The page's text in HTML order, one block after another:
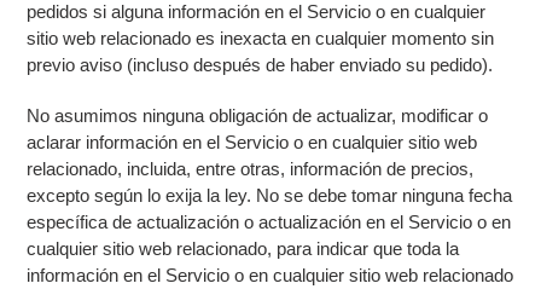
pedidos si alguna información en el Servicio o en cualquier
sitio web relacionado es inexacta en cualquier momento sin
previo aviso (incluso después de haber enviado su pedido).
No asumimos ninguna obligación de actualizar, modificar o
aclarar información en el Servicio o en cualquier sitio web
relacionado, incluida, entre otras, información de precios,
excepto según lo exija la ley. No se debe tomar ninguna fecha
específica de actualización o actualización en el Servicio o en
cualquier sitio web relacionado, para indicar que toda la
información en el Servicio o en cualquier sitio web relacionado